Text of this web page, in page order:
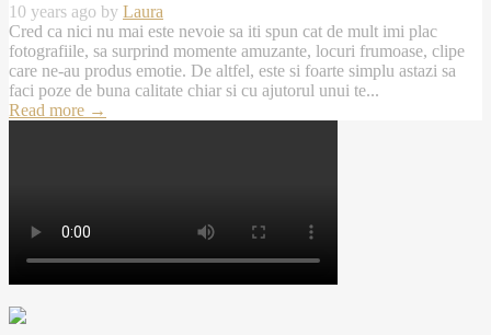
10 years ago by Laura
Cred ca nici nu mai este nevoie sa iti spun cat de mult imi plac
fotografiile, sa surprind momente amuzante, locuri frumoase, clipe
care ne-au produs emotie. De altfel, este si foarte simplu astazi sa
faci poze de buna calitate chiar si cu ajutorul unui te...
Read more →